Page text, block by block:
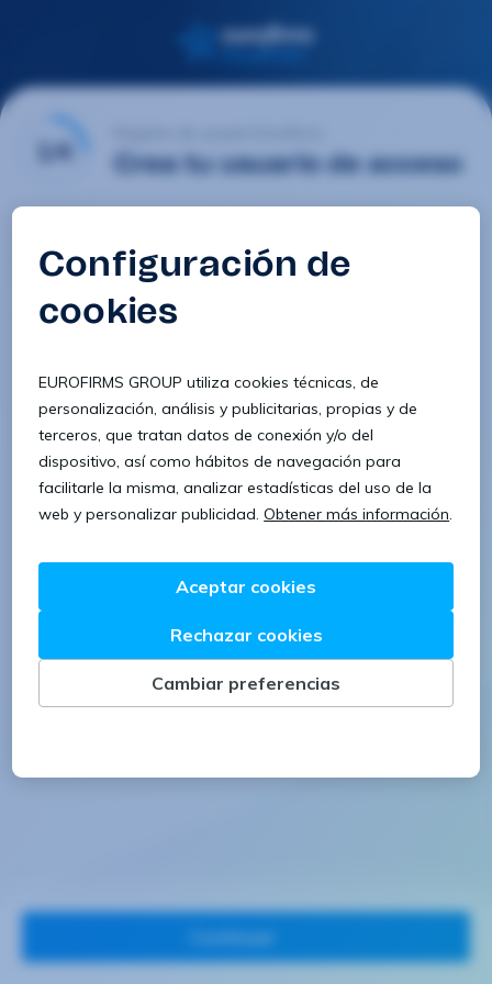
1/4 Crea tu usuario de acceso
Contraseña
Confirmar contraseña
8 caracteres 1 letra minúscula
1 letra mayúscula 1 número